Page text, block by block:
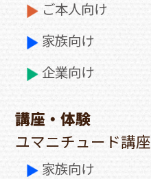
ご本人向け
家族向け
企業向け
講座・体験
ユマニチュード講座
家族向け